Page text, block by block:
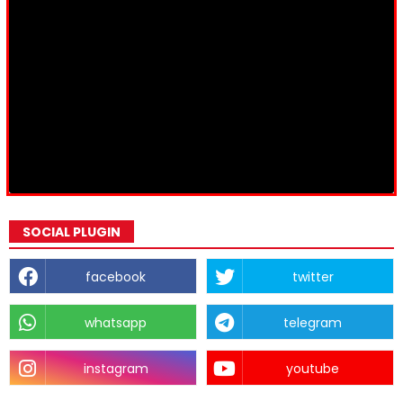
SOCIAL PLUGIN
facebook twitter
whatsapp telegram
instagram youtube